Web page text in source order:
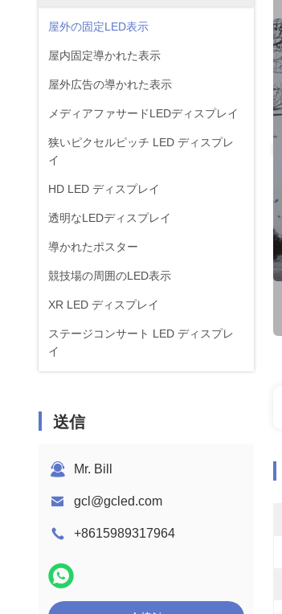
屋外の固定LED表示
屋内固定導かれた表示
屋外広告の導かれた表示
メディアファサードLEDディスプレイ
狭いピクセルピッチ LED ディスプレ
イ
HD LED ディスプレイ
透明なLEDディスプレイ
導かれたポスター
競技場の周囲のLED表示
XR LED ディスプレイ
ステージコンサート LED ディスプレ
イ
送信
Mr. Bill
gcl@gcled.com
+8615989317964